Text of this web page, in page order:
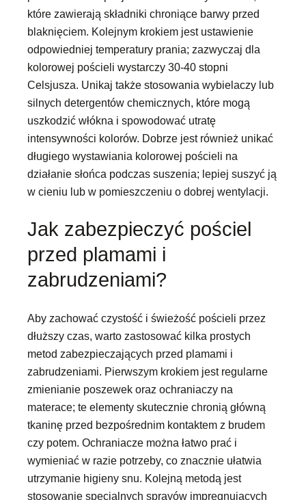
które zawierają składniki chroniące barwy przed
blaknięciem. Kolejnym krokiem jest ustawienie
odpowiedniej temperatury prania; zazwyczaj dla
kolorowej pościeli wystarczy 30-40 stopni
Celsjusza. Unikaj także stosowania wybielaczy lub
silnych detergentów chemicznych, które mogą
uszkodzić włókna i spowodować utratę
intensywności kolorów. Dobrze jest również unikać
długiego wystawiania kolorowej pościeli na
działanie słońca podczas suszenia; lepiej suszyć ją
w cieniu lub w pomieszczeniu o dobrej wentylacji.
Jak zabezpieczyć pościel
przed plamami i
zabrudzeniami?
Aby zachować czystość i świeżość pościeli przez
dłuższy czas, warto zastosować kilka prostych
metod zabezpieczających przed plamami i
zabrudzeniami. Pierwszym krokiem jest regularne
zmienianie poszewek oraz ochraniaczy na
materace; te elementy skutecznie chronią główną
tkaninę przed bezpośrednim kontaktem z brudem
czy potem. Ochraniacze można łatwo prać i
wymieniać w razie potrzeby, co znacznie ułatwia
utrzymanie higieny snu. Kolejną metodą jest
stosowanie specjalnych sprayów impregnujących